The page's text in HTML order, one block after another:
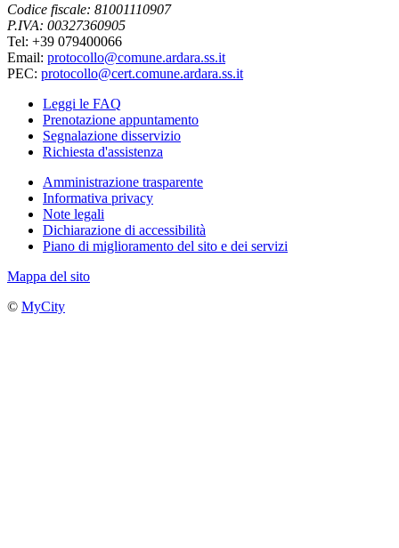
Codice fiscale: 81001110907
P.IVA: 00327360905
Tel: +39 079400066
Email: protocollo@comune.ardara.ss.it
PEC: protocollo@cert.comune.ardara.ss.it
Leggi le FAQ
Prenotazione appuntamento
Segnalazione disservizio
Richiesta d'assistenza
Amministrazione trasparente
Informativa privacy
Note legali
Dichiarazione di accessibilità
Piano di miglioramento del sito e dei servizi
Mappa del sito
© MyCity